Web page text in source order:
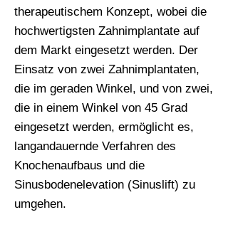
therapeutischem Konzept, wobei die
hochwertigsten Zahnimplantate auf
dem Markt eingesetzt werden. Der
Einsatz von zwei Zahnimplantaten,
die im geraden Winkel, und von zwei,
die in einem Winkel von 45 Grad
eingesetzt werden, ermöglicht es,
langandauernde Verfahren des
Knochenaufbaus und die
Sinusbodenelevation (Sinuslift) zu
umgehen.